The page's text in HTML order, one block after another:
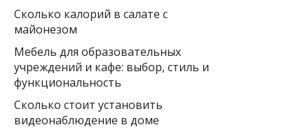
Сколько калорий в салате с
майонезом
Мебель для образовательных
учреждений и кафе: выбор, стиль и
функциональность
Сколько стоит установить
видеонаблюдение в доме